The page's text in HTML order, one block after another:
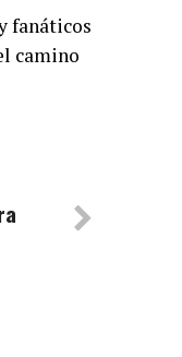
fanáticos
camino